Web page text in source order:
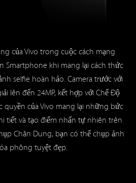
của Vivo trong cuộc cách mạng
Smartphone khi mang lại cách thức
selfie hoàn hảo. Camera trước với
lên đến 24MP, kết hợp với Chế Độ
quyền của Vivo mang lại những bức
tiết và tạo điểm nhấn tự nhiên trên
Chân Dung, bạn có thể chụp ảnh
phông tuyệt đẹp.